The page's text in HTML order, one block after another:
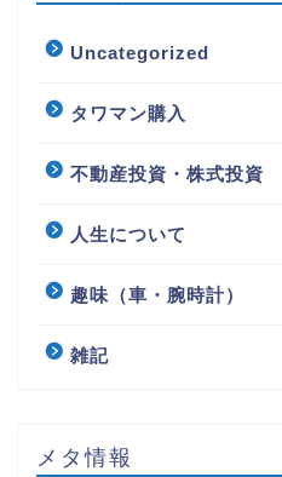
Uncategorized
タワマン購入
不動産投資・株式投資
人生について
趣味（車・腕時計）
雑記
メタ情報